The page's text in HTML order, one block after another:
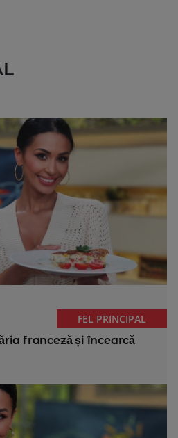
FEL PRINCIPAL
franceză și încearcă